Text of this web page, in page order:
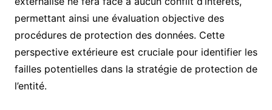
permettant ainsi une évaluation objective des
procédures de protection des données. Cette
perspective extérieure est cruciale pour identifier les
failles potentielles dans la stratégie de protection de
l’entité.